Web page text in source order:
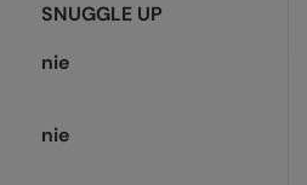
SNUGGLE UP
nie
nie